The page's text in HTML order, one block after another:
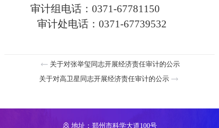
审计组电话： 0371-67781150
审计处电话： 0371-67739532
关于对张举玺同志开展经济责任审计的公示
关于对高卫星同志开展经济责任审计的公示
地址：郑州市科学大道100号